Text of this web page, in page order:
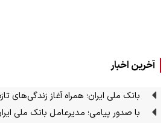
آخرین اخبار
بانک ملی ایران؛ همراه آغاز زندگی‌های
با صدور پیامی؛ مدیرعامل بانک ملی